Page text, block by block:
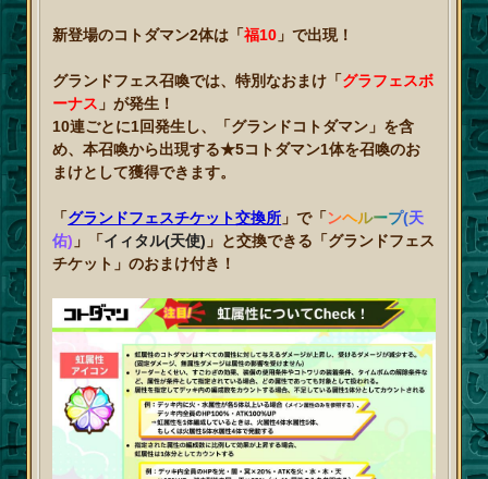
新登場のコトダマン2体は「福10 」で出現！
グランドフェス召喚では、特別なおまけ「グラフェスボ
ーナス 」が発生！
10連ごとに1回発生し、「グランドコトダマン」を含
め、本召喚から出現する★5コトダマン1体を召喚のお
まけとして獲得できます。
「グランドフェスチケット交換所 」で「ンヘループ(天
佑) 」「イィタル(天使) 」と交換できる「グランドフェス
チケット」のおまけ付き！